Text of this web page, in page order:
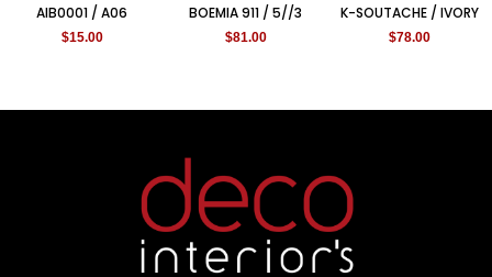
AIB0001 / A06
$15.00
BOEMIA 911 / 5//3
$81.00
K-SOUTACHE / IVORY
$78.00